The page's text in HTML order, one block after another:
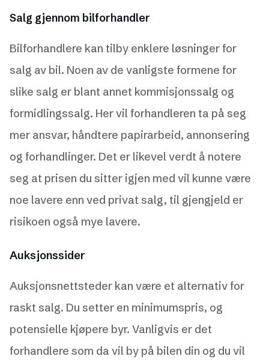
Salg gjennom bilforhandler
Bilforhandlere kan tilby enklere løsninger for
salg av bil. Noen av de vanligste formene for
slike salg er blant annet kommisjonssalg og
formidlingssalg. Her vil forhandleren ta på seg
mer ansvar, håndtere papirarbeid, annonsering
og forhandlinger. Det er likevel verdt å notere
seg at prisen du sitter igjen med vil kunne være
noe lavere enn ved privat salg, til gjengjeld er
risikoen også mye lavere.
Auksjonssider
Auksjonsnettsteder kan være et alternativ for
raskt salg. Du setter en minimumspris, og
potensielle kjøpere byr. Vanligvis er det
forhandlere som da vil by på bilen din og du vil